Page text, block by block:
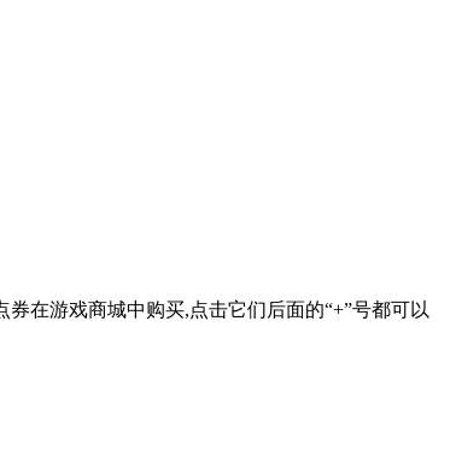
在游戏商城中购买,点击它们后面的“+”号都可以